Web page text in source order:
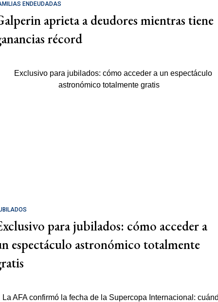
ENDEUDADAS
aprieta a deudores mientras tiene
récord
para jubilados: cómo acceder a
espectáculo astronómico totalmente